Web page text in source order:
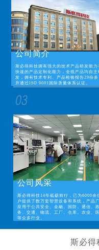
公司简介
斯必得科技拥有强大的技术产品研发能力
快速的产品定制化能力，全线产品均自主
发，拥有技术专利、产品检验报告29份多
并通过ISO 9001国际质量体系认证。
公司风采
斯必得科技14年砥砺前行，已为6000余
户提供了数万套智慧设备和系统，产品
应用于公共安全、金融、国防、通信、政
务、交通、物流、工厂、仓库、农业、
等众多行业。
斯必得